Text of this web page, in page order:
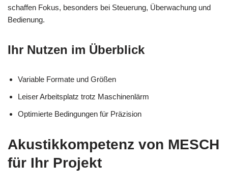
schaffen Fokus, besonders bei Steuerung, Überwachung und
Bedienung.
Ihr Nutzen im Überblick
Variable Formate und Größen
Leiser Arbeitsplatz trotz Maschinenlärm
Optimierte Bedingungen für Präzision
Akustikkompetenz von MESCH
für Ihr Projekt